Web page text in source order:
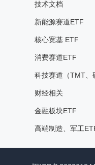
技术文档
新能源赛道ETF
核心宽基 ETF
消费赛道ETF
科技赛道（TMT、
财经相关
金融板块ETF
高端制造、军工